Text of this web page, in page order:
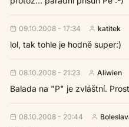
09.10.2008 - 17:34 katitek
lol, tak tohle je hodně super:)
08.10.2008 - 21:23 Aliwien
Balada na "P" je zvláštní.
08.10.2008 - 20:44